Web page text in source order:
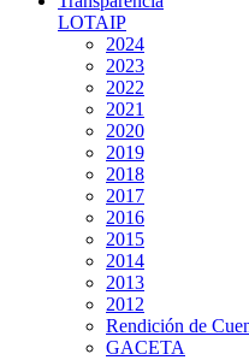
LOTAIP
2024
2023
2022
2021
2020
2019
2018
2017
2016
2015
2014
2013
2012
Rendición de
GACETA